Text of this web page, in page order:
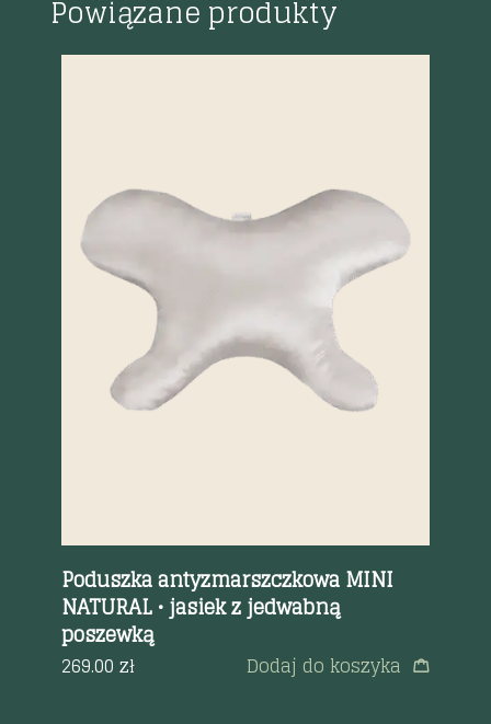
Powiązane produkty
Szybki podgląd
Poduszka antyzmarszczkowa MINI
NATURAL • jasiek z jedwabną
poszewką
269.00zł Dodaj do koszyka